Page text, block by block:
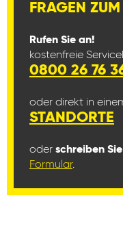
FRAGEN
Rufen Sie an!
kostenfreie
0800 26 76
oder direkt in
STANDORTE
oder schreiben
Formular.